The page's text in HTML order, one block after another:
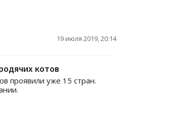
19 июля 2019, 20:14
котов
проявили уже 15 стран.